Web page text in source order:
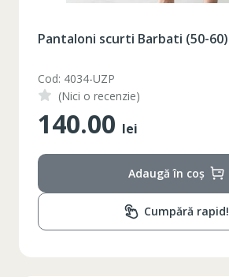
Pantaloni scurti Barbati (50-60)
Cod: 4034-UZP
(Nici o recenzie)
140.00 lei
Adaugă în coș
Cumpără rapid!